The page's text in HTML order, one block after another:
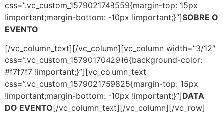
css=”.vc_custom_1579021748559{margin-top: 15px
!important;margin-bottom: -10px !important;}”]SOBRE O
EVENTO
[/vc_column_text][/vc_column][vc_column width=”3/12″
css=”.vc_custom_1579017042916{background-color:
#f7f7f7 !important;}”][vc_column_text
css=”.vc_custom_1579021759825{margin-top: 15px
!important;margin-bottom: -10px !important;}”]DATA
DO EVENTO[/vc_column_text][/vc_column][/vc_row]